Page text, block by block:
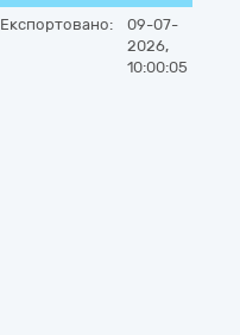
Експортовано:
09-07-
2026,
10:00:05